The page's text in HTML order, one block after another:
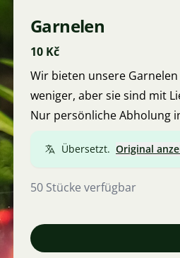
Garnelen
10 Kč
Wir bieten unsere
weniger, aber sie sind mit
Nur persönliche Abholung
Übersetzt. Original
50 Stücke verfügbar